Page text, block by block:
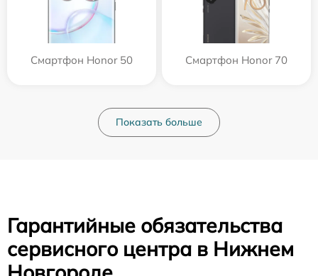
Смартфон Honor 50 Смартфон Honor 70
Показать больше
Гарантийные обязательства
сервисного центра в Нижнем